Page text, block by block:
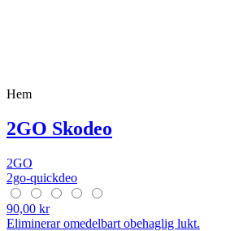
Hem
2GO Skodeo
2GO
2go-quickdeo
90,00 kr
Eliminerar omedelbart obehaglig lukt.